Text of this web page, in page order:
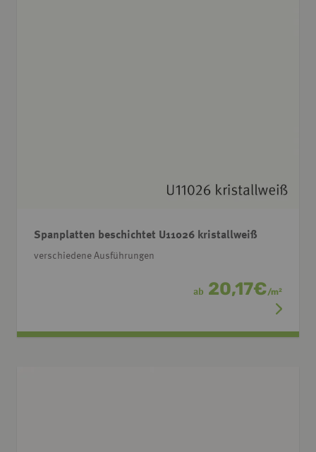
Spanplatten beschichtet U11026 kristallweiß
verschiedene Ausführungen
ab 20,17€/m2